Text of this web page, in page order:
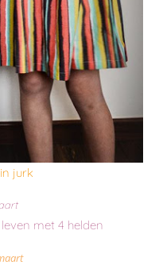
jurk
met 4 helden